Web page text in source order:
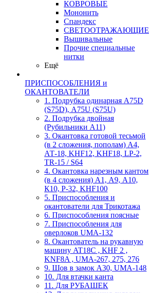
КОВРОВЫЕ
Мононить
Спандекс
СВЕТООТРАЖАЮЩИЕ
Вышивальные
Прочие специальные
нитки
Ещё
ПРИСПОСОБЛЕНИЯ и
ОКАНТОВАТЕЛИ
1. Подрубка одинарная А75D
(S75D), А75U (S75U)
2. Подрубка двойная
(Рубильники А11)
3. Окантовка готовой тесьмой
(в 2 сложения, пополам) А4,
АТ-18, KHF12, KHF18, LP-2,
TR-15 / S64
4. Окантовка нарезным кантом
(в 4 сложения) А1, А9, А10,
К10, Р-32, KHF100
5. Приспособления и
окантователи для Трикотажа
6. Приспособления поясные
7. Приспособления для
оверлоков UMA-132
8. Окантователь на рукавную
машину AT18C , KHF 2 ,
KNF8A , UMA-267, 275, 276
9. Шов в замок А30, UMA-148
10. Для втачки канта
11. Для РУБАШЕК